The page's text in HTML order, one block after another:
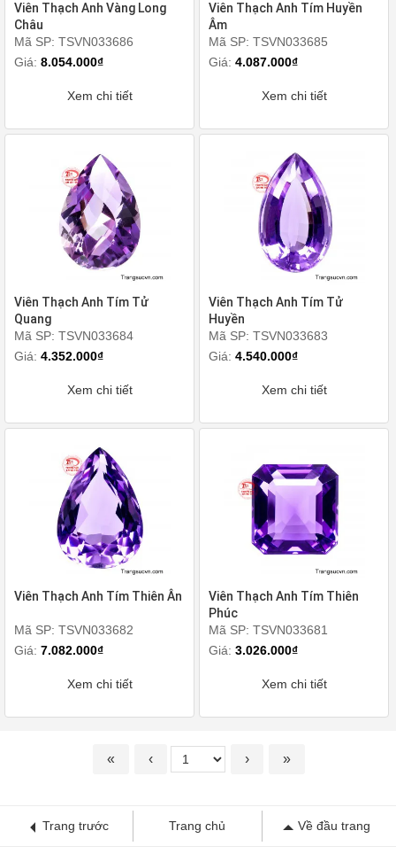
Viên Thạch Anh Vàng Long
Châu
Mã SP: TSVN033686
Giá: 8.054.000₫
Xem chi tiết
Viên Thạch Anh Tím Huyền
Âm
Mã SP: TSVN033685
Giá:4.087.000₫
Xem chi tiết
Viên Thạch Anh Tím Tử
Quang
Mã SP: TSVN033684
Giá: 4.352.000₫
Xem chi tiết
Viên Thạch Anh Tím Tử
Huyền
Mã SP: TSVN033683
Giá:4.540.000₫
Xem chi tiết
Viên Thạch Anh Tím Thiên Ân
Mã SP: TSVN033682
Giá: 7.082.000₫
Xem chi tiết
Viên Thạch Anh Tím Thiên
Phúc
Mã SP: TSVN033681
Giá:3.026.000₫
Xem chi tiết
« ‹ › »
Trang trước Trang chủ Về đầu trang